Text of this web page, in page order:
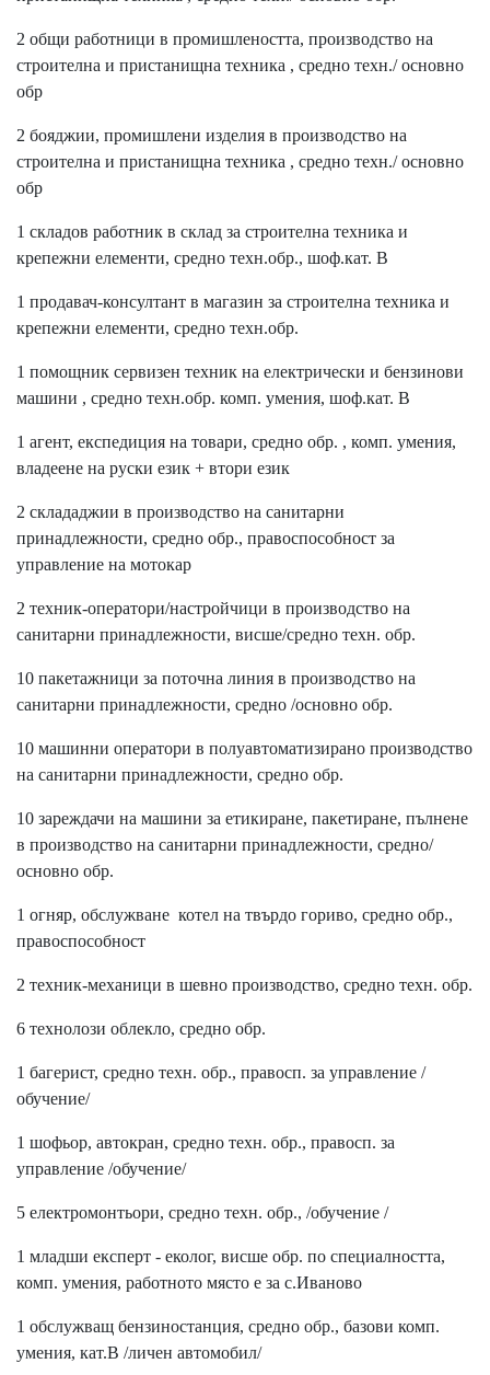
2 общи работници в промишлеността, производство на
строителна и пристанищна техника , средно техн./ основно
обр
2 бояджии, промишлени изделия в производство на
строителна и пристанищна техника , средно техн./ основно
обр
1 складов работник в склад за строителна техника и
крепежни елементи, средно техн.обр., шоф.кат. В
1 продавач-консултант в магазин за строителна техника и
крепежни елементи, средно техн.обр.
1 помощник сервизен техник на електрически и бензинови
машини , средно техн.обр. комп. умения, шоф.кат. В
1 агент, експедиция на товари, средно обр. , комп. умения,
владеене на руски език + втори език
2 склададжии в производство на санитарни
принадлежности, средно обр., правоспособност за
управление на мотокар
2 техник-оператори/настройчици в производство на
санитарни принадлежности, висше/средно техн. обр.
10 пакетажници за поточна линия в производство на
санитарни принадлежности, средно /основно обр.
10 машинни оператори в полуавтоматизирано производство
на санитарни принадлежности, средно обр.
10 зареждачи на машини за етикиране, пакетиране, пълнене
в производство на санитарни принадлежности, средно/
основно обр.
1 огняр, обслужване котел на твърдо гориво, средно обр.,
правоспособност
2 техник-механици в шевно производство, средно техн. обр.
6 технолози облекло, средно обр.
1 багерист, средно техн. обр., правосп. за управление /
обучение/
1 шофьор, автокран, средно техн. обр., правосп. за
управление /обучение/
5 електромонтьори, средно техн. обр., /обучение /
1 младши експерт - еколог, висше обр. по специалността,
комп. умения, работното място е за с.Иваново
1 обслужващ бензиностанция, средно обр., базови комп.
умения, кат.В /личен автомобил/